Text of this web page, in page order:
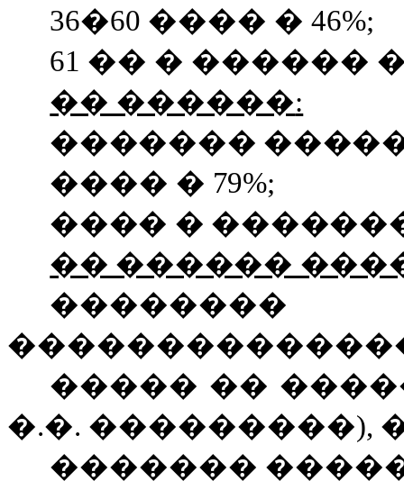
36�60 ���� �46%;
61 �� � ������ �
�� ������:
�������
���� � 79%;
���� �
�� ������
��������
��������������
����� ��
�.�. ���������),
�������